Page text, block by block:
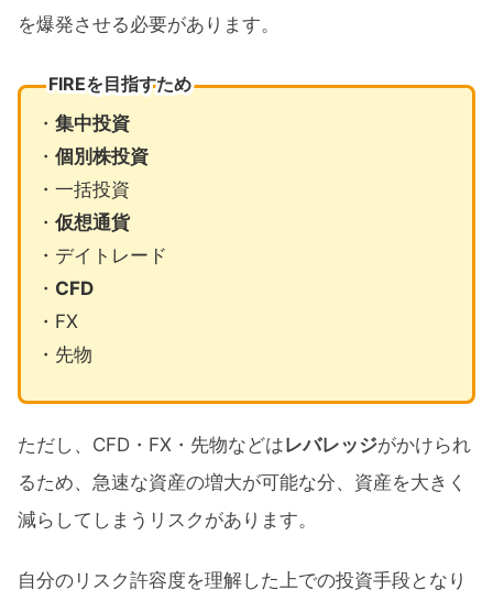
を爆発させる必要があります。
FIREを目指すため
・ 集中投資
・ 個別株投資
・一括投資
・ 仮想通貨
・デイトレード
・ CFD
・FX
・先物
ただし、CFD・FX・先物などはレバレッジがかけられ
るため、急速な資産の増大が可能な分、資産を大きく
減らしてしまうリスクがあります。
自分のリスク許容度を理解した上での投資手段となり